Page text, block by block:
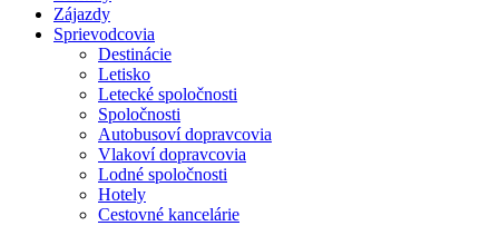
Zájazdy
Sprievodcovia
Destinácie
Letisko
Letecké spoločnosti
Spoločnosti
Autobusoví dopravcovia
Vlakoví dopravcovia
Lodné spoločnosti
Hotely
Cestovné kancelárie